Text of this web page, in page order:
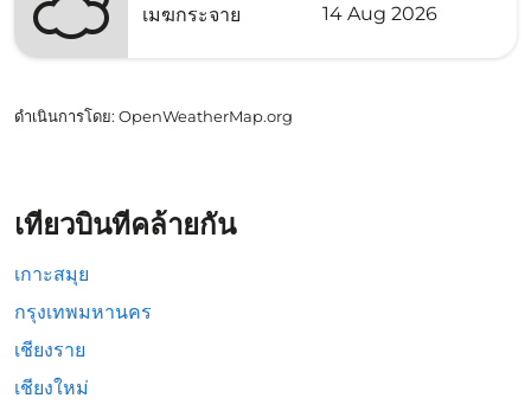
เมฆกระจาย
14 Aug 2026
ดำเนินการโดย: OpenWeatherMap.org
เที่ยวบินที่คล้ายกัน
เกาะสมุย
กรุงเทพมหานคร
เชียงราย
เชียงใหม่